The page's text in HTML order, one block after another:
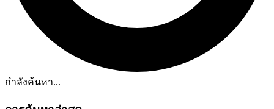
กำลังค้นหา...